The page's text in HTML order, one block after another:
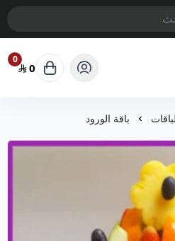
0
0
باقة الورود